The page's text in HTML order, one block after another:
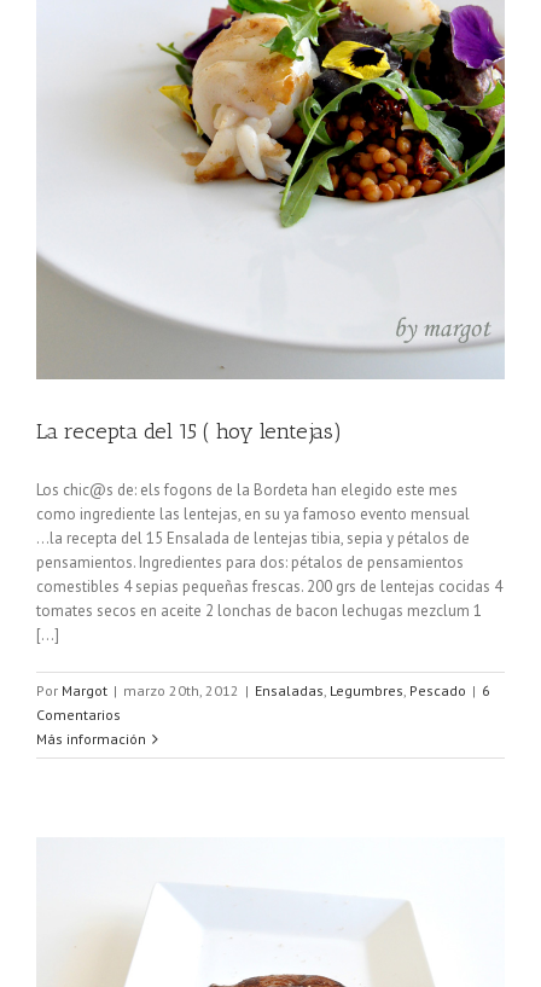
La recepta del 15 ( hoy lentejas)
Los chic@s de: els fogons de la Bordeta han elegido este mes
como ingrediente las lentejas, en su ya famoso evento mensual
...la recepta del 15 Ensalada de lentejas tibia, sepia y pétalos de
pensamientos. Ingredientes para dos: pétalos de pensamientos
comestibles 4 sepias pequeñas frescas. 200 grs de lentejas cocidas 4
tomates secos en aceite 2 lonchas de bacon lechugas mezclum 1
[...]
Por Margot | marzo 20th, 2012 | Ensaladas Legumbres Pescado | 6
Comentarios
Más información